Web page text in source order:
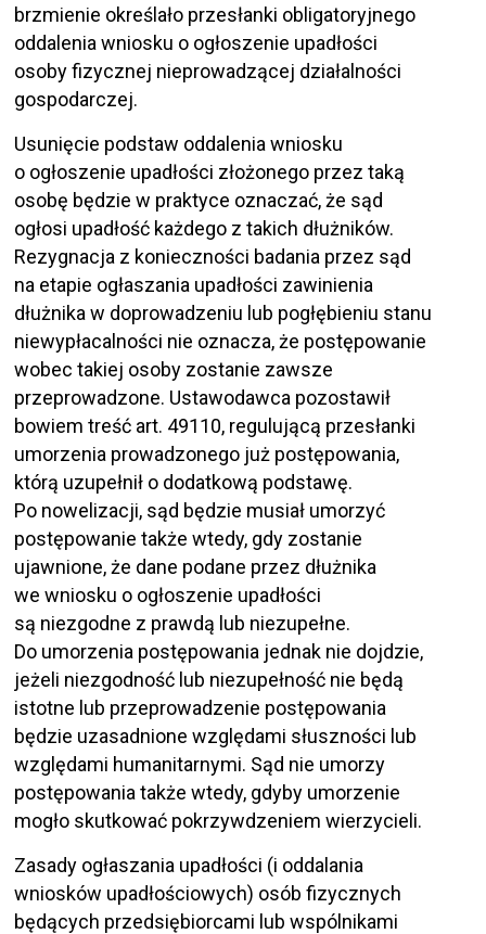
brzmienie określało przesłanki obligatoryjnego
oddalenia wniosku o ogłoszenie upadłości
osoby fizycznej nieprowadzącej działalności
gospodarczej.
Usunięcie podstaw oddalenia wniosku
o ogłoszenie upadłości złożonego przez taką
osobę będzie w praktyce oznaczać, że sąd
ogłosi upadłość każdego z takich dłużników.
Rezygnacja z konieczności badania przez sąd
na etapie ogłaszania upadłości zawinienia
dłużnika w doprowadzeniu lub pogłębieniu stanu
niewypłacalności nie oznacza, że postępowanie
wobec takiej osoby zostanie zawsze
przeprowadzone. Ustawodawca pozostawił
bowiem treść art. 49110, regulującą przesłanki
umorzenia prowadzonego już postępowania,
którą uzupełnił o dodatkową podstawę.
Po nowelizacji, sąd będzie musiał umorzyć
postępowanie także wtedy, gdy zostanie
ujawnione, że dane podane przez dłużnika
we wniosku o ogłoszenie upadłości
są niezgodne z prawdą lub niezupełne.
Do umorzenia postępowania jednak nie dojdzie,
jeżeli niezgodność lub niezupełność nie będą
istotne lub przeprowadzenie postępowania
będzie uzasadnione względami słuszności lub
względami humanitarnymi. Sąd nie umorzy
postępowania także wtedy, gdyby umorzenie
mogło skutkować pokrzywdzeniem wierzycieli.
Zasady ogłaszania upadłości (i oddalania
wniosków upadłościowych) osób fizycznych
będących przedsiębiorcami lub wspólnikami